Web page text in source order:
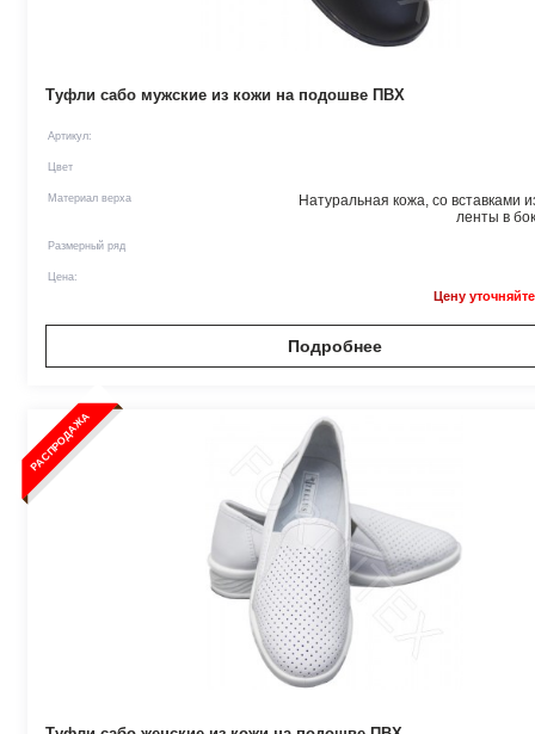
Туфли сабо мужские из кожи на подошве ПВХ
Артикул:
Цвет
Материал верха
Натуральная кожа, со вставками
ленты в
Размерный ряд
Цена:
Цену
Подробнее
РАСПРОДАЖА